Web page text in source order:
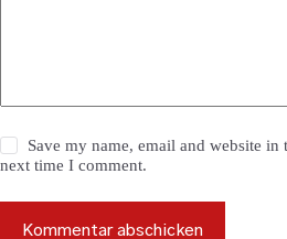
Save my name, email and website in
next time I comment.
Kommentar abschicken